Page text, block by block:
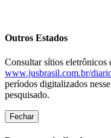
Outros Estados
Consultar sítios eletrônicos
www.jusbrasil.com.br/
períodos digitalizados
pesquisado.
Fechar